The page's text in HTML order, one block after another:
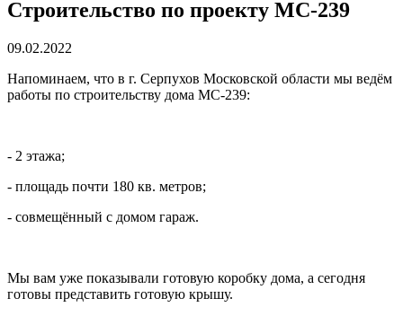
Строительство по проекту МС-239
09.02.2022
Напоминаем, что в г. Серпухов Московской области мы ведём
работы по строительству дома МС-239:
- 2 этажа;
- площадь почти 180 кв. метров;
- совмещённый с домом гараж.
Мы вам уже показывали готовую коробку дома, а сегодня
готовы представить готовую крышу.